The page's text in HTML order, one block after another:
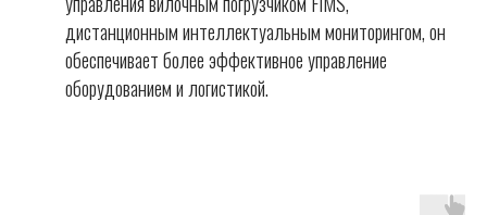
дистанционным интеллектуальным мониторингом, он
обеспечивает более эффективное управление
оборудованием и логистикой.